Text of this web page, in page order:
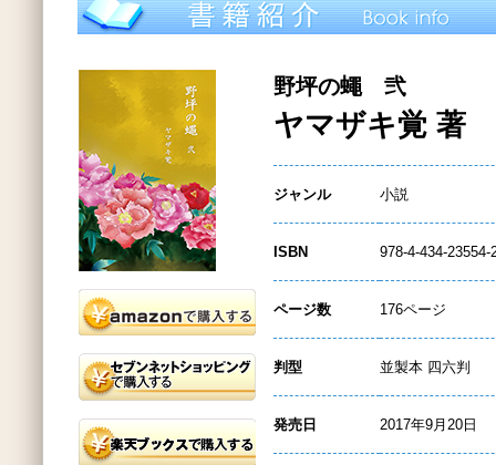
野坪の蠅 弐
ヤマザキ覚 著
ジャンル 小説
ISBN 978-4-434-23554-
ページ数 176ページ
判型 並製本 四六判
発売日 2017年9月20日